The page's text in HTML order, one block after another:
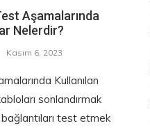
Aşamalarında
Nelerdir?
Kasım 6, 2023
Kullanılan
sonlandırmak
test etmek